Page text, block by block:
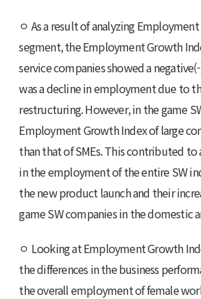
ㅇ As a result of analyzing
segment, the Employment Growth
service companies showed a
was a decline in employment due to
restructuring. However, in the game
Employment Growth Index of large
than that of SMEs. This contributed to
in the employment of the entire SW
the new product launch and their
game SW companies in the domestic
ㅇ Looking at Employment Growth
the differences in the business
the overall employment of female